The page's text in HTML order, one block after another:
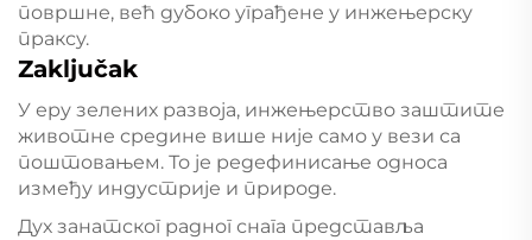
површне, већ дубоко уграђене у инжењерску
праксу.
Zaključak
У еру зелених развоја, инжењерство заштите
животне средине више није само у вези са
поштовањем. То је редефинисање односа
између индустрије и природе.
Дух занатског радног снага представља